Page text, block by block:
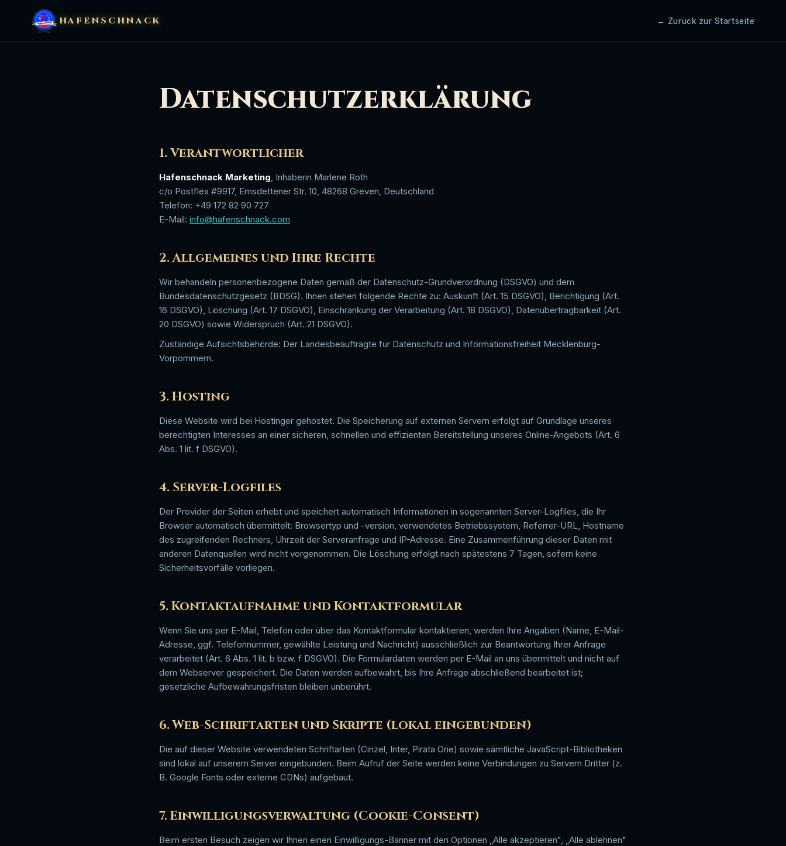
HAFENSCHNACK ← Zurück zur Startseite
Datenschutzerklärung
1. Verantwortlicher
Hafenschnack Marketing, Inhaberin Marlene Roth
c/o Postflex #9917, Emsdettener Str. 10, 48268 Greven, Deutschland
Telefon: +49 172 82 90 727
E-Mail: info@hafenschnack.com
2. Allgemeines und Ihre Rechte
Wir behandeln personenbezogene Daten gemäß der Datenschutz-Grundverordnung (DSGVO) und dem
Bundesdatenschutzgesetz (BDSG). Ihnen stehen folgende Rechte zu: Auskunft (Art. 15 DSGVO), Berichtigung (Art.
16 DSGVO), Löschung (Art. 17 DSGVO), Einschränkung der Verarbeitung (Art. 18 DSGVO), Datenübertragbarkeit (Art.
20 DSGVO) sowie Widerspruch (Art. 21 DSGVO).
Zuständige Aufsichtsbehörde: Der Landesbeauftragte für Datenschutz und Informationsfreiheit Mecklenburg-
Vorpommern.
3. Hosting
Diese Website wird bei Hostinger gehostet. Die Speicherung auf externen Servern erfolgt auf Grundlage unseres
berechtigten Interesses an einer sicheren, schnellen und effizienten Bereitstellung unseres Online-Angebots (Art. 6
Abs. 1 lit. f DSGVO).
4. Server-Logfiles
Der Provider der Seiten erhebt und speichert automatisch Informationen in sogenannten Server-Logfiles, die Ihr
Browser automatisch übermittelt: Browsertyp und -version, verwendetes Betriebssystem, Referrer-URL, Hostname
des zugreifenden Rechners, Uhrzeit der Serveranfrage und IP-Adresse. Eine Zusammenführung dieser Daten mit
anderen Datenquellen wird nicht vorgenommen. Die Löschung erfolgt nach spätestens 7 Tagen, sofern keine
Sicherheitsvorfälle vorliegen.
5. Kontaktaufnahme und Kontaktformular
Wenn Sie uns per E-Mail, Telefon oder über das Kontaktformular kontaktieren, werden Ihre Angaben (Name, E-Mail-
Adresse, ggf. Telefonnummer, gewählte Leistung und Nachricht) ausschließlich zur Beantwortung Ihrer Anfrage
verarbeitet (Art. 6 Abs. 1 lit. b bzw. f DSGVO). Die Formulardaten werden per E-Mail an uns übermittelt und nicht auf
dem Webserver gespeichert. Die Daten werden aufbewahrt, bis Ihre Anfrage abschließend bearbeitet ist;
gesetzliche Aufbewahrungsfristen bleiben unberührt.
6. Web-Schriftarten und Skripte (lokal eingebunden)
Die auf dieser Website verwendeten Schriftarten (Cinzel, Inter, Pirata One) sowie sämtliche JavaScript-Bibliotheken
sind lokal auf unserem Server eingebunden. Beim Aufruf der Seite werden keine Verbindungen zu Servern Dritter (z.
B. Google Fonts oder externe CDNs) aufgebaut.
7. Einwilligungsverwaltung (Cookie-Consent)
Beim ersten Besuch zeigen wir Ihnen einen Einwilligungs-Banner mit den Optionen „Alle akzeptieren", „Alle ablehnen"